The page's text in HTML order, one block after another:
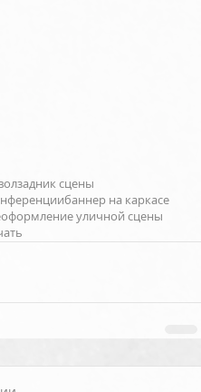
задник сцены
баннер на каркасе
оформление уличной сцены